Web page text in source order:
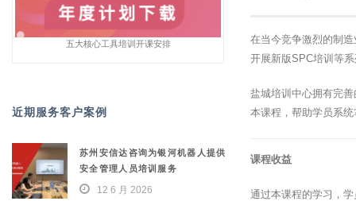
在当今竞争激烈的制
开展新版SPC培训等
盐城培训中心拥有完
本课程，帮助学员系
课程收益
通过本课程的学习，
五大核心工具培训开课安排
近期服务客户案例
苏州安信达咨询为银河机器人提供
安全管理人员培训服务
12 6 月 2026